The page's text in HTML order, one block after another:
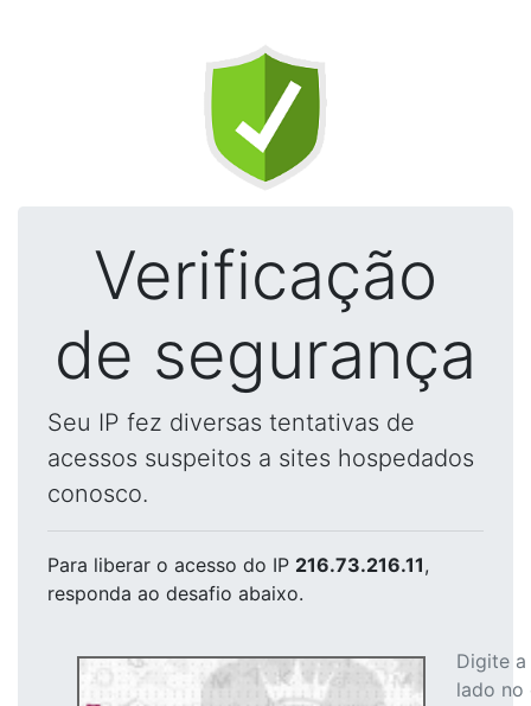
Verificação
de segurança
Seu IP fez diversas tentativas de
acessos suspeitos a sites hospedados
conosco.
Para liberar o acesso do IP 216.73.216.11,
responda ao desafio abaixo.
Digite
lado no